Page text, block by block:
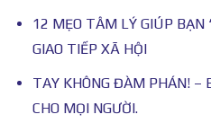
12 MẸO TÂM LÝ GIÚP BẠN
GIAO TIẾP XÃ HỘI
TAY KHÔNG ĐÀM PHÁN! –
CHO MỌI NGƯỜI.